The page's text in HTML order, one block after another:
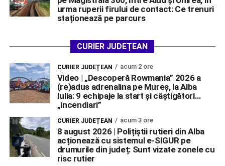
urma ruperii firului de contact: Ce trenuri
staționează pe parcurs
CURIER JUDEȚEAN
CURIER JUDEȚEAN acum 2 ore
Video | „Descoperă Rowmania” 2026 a
(re)adus adrenalina pe Mureș, la Alba
Iulia: 9 echipaje la start și câștigători…
„incendiari”
CURIER JUDEȚEAN acum 3 ore
8 august 2026 | Polițiștii rutieri din Alba
acționează cu sistemul e-SIGUR pe
drumurile din județ: Sunt vizate zonele cu
risc rutier